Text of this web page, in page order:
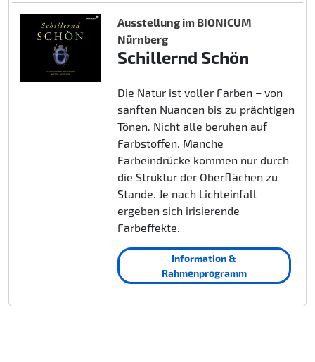
Ausstellung im BIONICUM
Nürnberg
Schillernd Schön
Die Natur ist voller Farben – von
sanften Nuancen bis zu prächtigen
Tönen. Nicht alle beruhen auf
Farbstoffen. Manche
Farbeindrücke kommen nur durch
die Struktur der Oberflächen zu
Stande. Je nach Lichteinfall
ergeben sich irisierende
Farbeffekte.
Information &
Rahmenprogramm